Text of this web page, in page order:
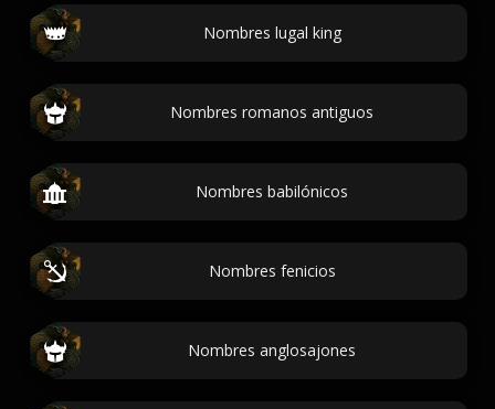
Nombres lugal king
Nombres romanos antiguos
Nombres babilónicos
Nombres fenicios
Nombres anglosajones